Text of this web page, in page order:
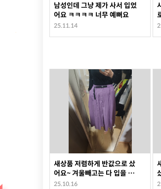
남성인데 그냥 제가 사서 입었
어요 ㅋㅋㅋㅋ 너무 예뻐요
25.11.14
새상품 저렴하게 반값으로 샀
어요~ 겨울빼고는 다 입을 수
있는 편하고 예쁜치마 득템!!
25.10.16